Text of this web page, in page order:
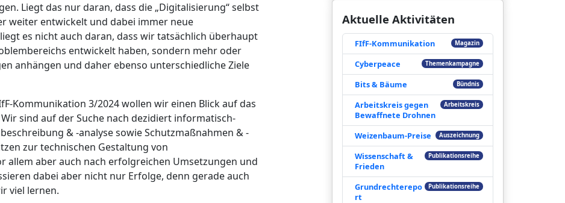
Liegt das nur daran, dass die „Digitalisierung“ selbst
weiter entwickelt und dabei immer neue
es nicht auch daran, dass wir tatsächlich überhaupt
entwickelt haben, sondern mehr oder
anhängen und daher ebenso unterschiedliche Ziele
Kommunikation 3/2024 wollen wir einen Blick auf das
sind auf der Suche nach dezidiert informatisch-
& -analyse sowie Schutzmaßnahmen & -
zur technischen Gestaltung von
allem aber auch nach erfolgreichen Umsetzungen und
dabei aber nicht nur Erfolge, denn gerade auch
viel lernen.
Aktuelle Aktivitäten
FIfF-Kommunikation Magazin
Cyberpeace Themenkampagne
Bits & Bäume Bündnis
Arbeitskreis gegen
Bewaffnete Drohnen
Arbeitskreis
Weizenbaum-Preise Auszeichnung
Wissenschaft &
Frieden
Publikationsreihe
Grundrechterepo
rt
Publikationsreihe